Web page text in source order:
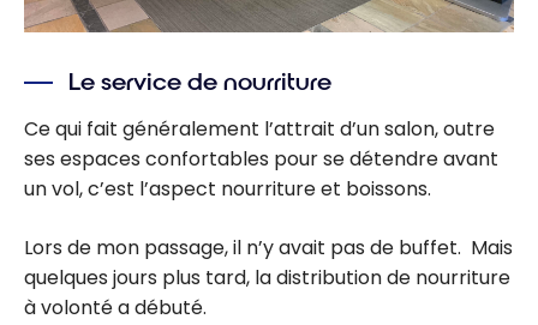
Le service de nourriture
Ce qui fait généralement l’attrait d’un salon, outre
ses espaces confortables pour se détendre avant
un vol, c’est l’aspect nourriture et boissons.
Lors de mon passage, il n’y avait pas de buffet. Mais
quelques jours plus tard, la distribution de nourriture
à volonté a débuté.